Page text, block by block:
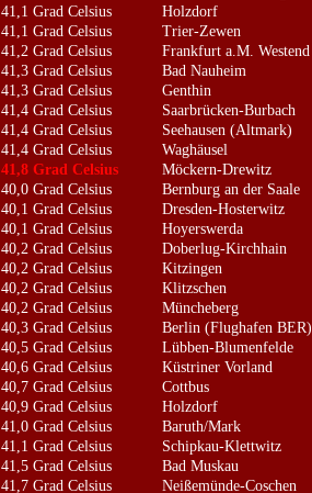
41,1 Grad Celsius Holzdorf
41,1 Grad Celsius Trier-Zewen
41,2 Grad Celsius Frankfurt a.M. Westend
41,3 Grad Celsius Bad Nauheim
41,3 Grad Celsius Genthin
41,4 Grad Celsius Saarbrücken-Burbach
41,4 Grad Celsius Seehausen (Altmark)
41,4 Grad Celsius Waghäusel
41,8 Grad Celsius Möckern-Drewitz
40,0 Grad Celsius Bernburg an der Saale
40,1 Grad Celsius Dresden-Hosterwitz
40,1 Grad Celsius Hoyerswerda
40,2 Grad Celsius Doberlug-Kirchhain
40,2 Grad Celsius Kitzingen
40,2 Grad Celsius Klitzschen
40,2 Grad Celsius Müncheberg
40,3 Grad Celsius Berlin (Flughafen BER)
40,5 Grad Celsius Lübben-Blumenfelde
40,6 Grad Celsius Küstriner Vorland
40,7 Grad Celsius Cottbus
40,9 Grad Celsius Holzdorf
41,0 Grad Celsius Baruth/Mark
41,1 Grad Celsius Schipkau-Klettwitz
41,5 Grad Celsius Bad Muskau
41,7 Grad Celsius Neißemünde-Coschen